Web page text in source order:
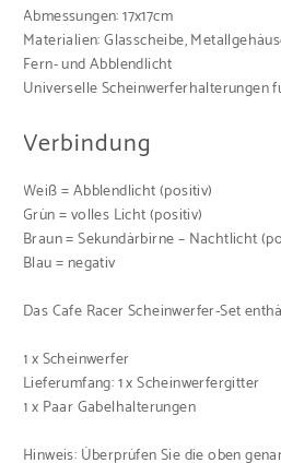
Abmessungen: 17x17cm
Materialien: Glasscheibe,
Fern- und Abblendlicht
Universelle Scheinwerferhalterungen
Verbindung
Weiß = Abblendlicht (positiv)
Grün = volles Licht (positiv)
Braun = Sekundärbirne – Nachtlicht
Blau = negativ
Das Cafe Racer Scheinwerfer-Set
1 x Scheinwerfer
Lieferumfang: 1 x Scheinwerfergitter
1 x Paar Gabelhalterungen
Hinweis: Überprüfen Sie die oben